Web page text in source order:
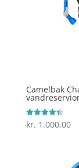
Camelbak
Vurderet
4.4
kr. 1.000,00